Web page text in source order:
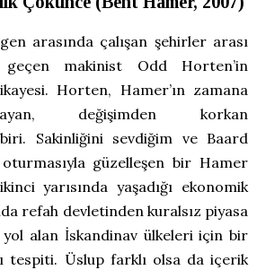
arasında çalışan şehirler arası
makinist Odd Horten’in
Horten, Hamer’ın zamana
değişimden korkan
Sakinliğini sevdiğim ve Baard
güzelleşen bir Hamer
yarısında yaşadığı ekonomik
refah devletinden kuralsız piyasa
alan İskandinav ülkeleri için bir
tespiti. Üslup farklı olsa da içerik